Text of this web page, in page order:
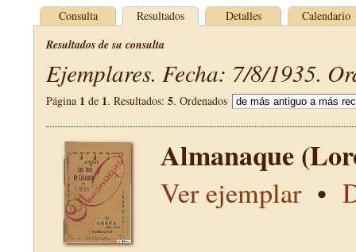
Consulta Resultados Detalles Calendario
Resultados de su consulta
Ejemplares. Fecha: 7/8/1935.
Página 1 de 1. Resultados: 5. Ordenados
Almanaque
Ver ejemplar•